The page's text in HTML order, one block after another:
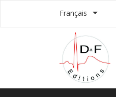
Français 